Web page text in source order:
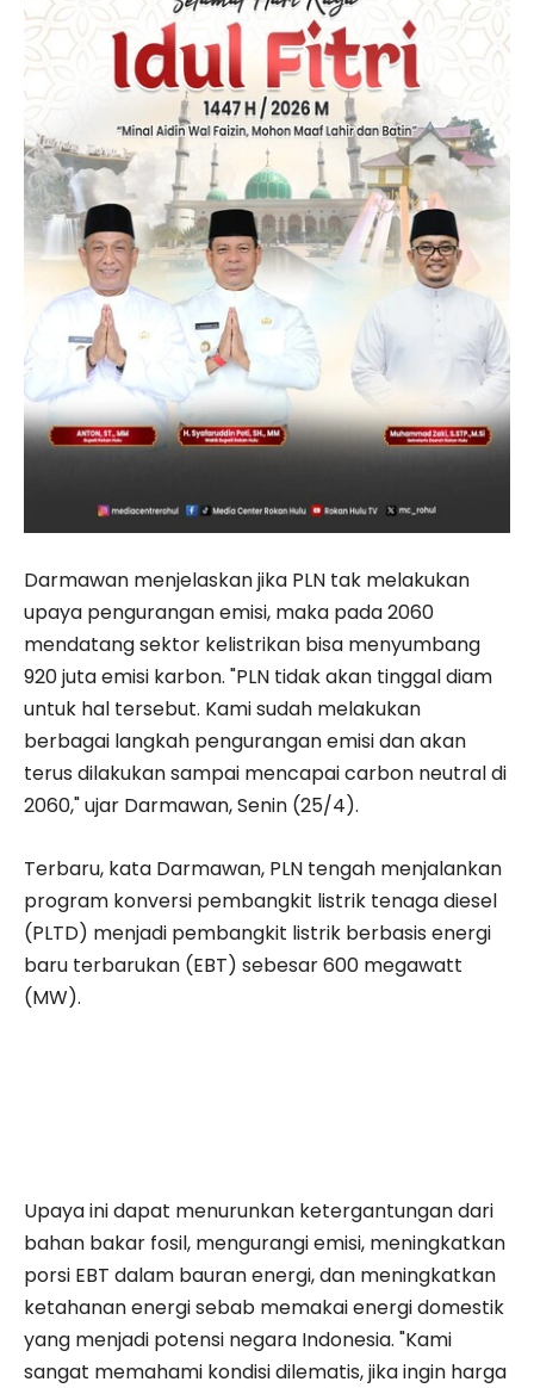
Darmawan menjelaskan jika PLN tak melakukan
upaya pengurangan emisi, maka pada 2060
mendatang sektor kelistrikan bisa menyumbang
920 juta emisi karbon. "PLN tidak akan tinggal diam
untuk hal tersebut. Kami sudah melakukan
berbagai langkah pengurangan emisi dan akan
terus dilakukan sampai mencapai carbon neutral di
2060," ujar Darmawan, Senin (25/4).
Terbaru, kata Darmawan, PLN tengah menjalankan
program konversi pembangkit listrik tenaga diesel
(PLTD) menjadi pembangkit listrik berbasis energi
baru terbarukan (EBT) sebesar 600 megawatt
(MW).
Upaya ini dapat menurunkan ketergantungan dari
bahan bakar fosil, mengurangi emisi, meningkatkan
porsi EBT dalam bauran energi, dan meningkatkan
ketahanan energi sebab memakai energi domestik
yang menjadi potensi negara Indonesia. "Kami
sangat memahami kondisi dilematis, jika ingin harga